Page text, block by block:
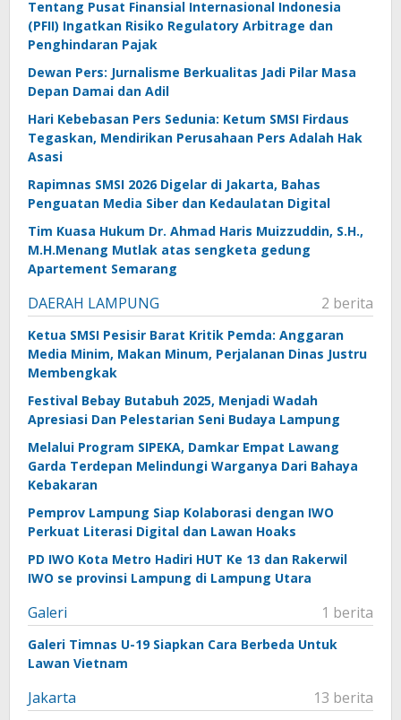
Tentang Pusat Finansial Internasional Indonesia
(PFII) Ingatkan Risiko Regulatory Arbitrage dan
Penghindaran Pajak
Dewan Pers: Jurnalisme Berkualitas Jadi Pilar Masa
Depan Damai dan Adil
Hari Kebebasan Pers Sedunia: Ketum SMSI Firdaus
Tegaskan, Mendirikan Perusahaan Pers Adalah Hak
Asasi
Rapimnas SMSI 2026 Digelar di Jakarta, Bahas
Penguatan Media Siber dan Kedaulatan Digital
Tim Kuasa Hukum Dr. Ahmad Haris Muizzuddin, S.H.,
M.H.Menang Mutlak atas sengketa gedung
Apartement Semarang
DAERAH LAMPUNG 2 berita
Ketua SMSI Pesisir Barat Kritik Pemda: Anggaran
Media Minim, Makan Minum, Perjalanan Dinas Justru
Membengkak
Festival Bebay Butabuh 2025, Menjadi Wadah
Apresiasi Dan Pelestarian Seni Budaya Lampung
Melalui Program SIPEKA, Damkar Empat Lawang
Garda Terdepan Melindungi Warganya Dari Bahaya
Kebakaran
Pemprov Lampung Siap Kolaborasi dengan IWO
Perkuat Literasi Digital dan Lawan Hoaks
PD IWO Kota Metro Hadiri HUT Ke 13 dan Rakerwil
IWO se provinsi Lampung di Lampung Utara
Galeri 1 berita
Galeri Timnas U-19 Siapkan Cara Berbeda Untuk
Lawan Vietnam
Jakarta 13 berita